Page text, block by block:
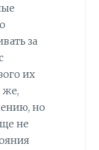
за
их
же,
но
не